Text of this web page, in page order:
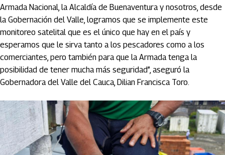
Armada Nacional, la Alcaldía de Buenaventura y nosotros, desde
la Gobernación del Valle, logramos que se implemente este
monitoreo satelital que es el único que hay en el país y
esperamos que le sirva tanto a los pescadores como a los
comerciantes, pero también para que la Armada tenga la
posibilidad de tener mucha más seguridad”, aseguró la
Gobernadora del Valle del Cauca, Dilian Francisca Toro.